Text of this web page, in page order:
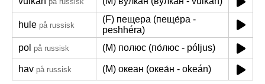
hule på russisk
(F) пещера (пеще́ра -
peshhéra)
pol på russisk (M) полюс (по́люс - póljus)
hav på russisk (M) океан (океа́н - okeán)